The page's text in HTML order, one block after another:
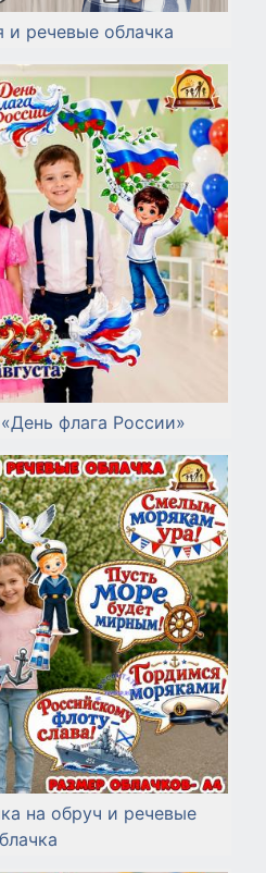
и речевые облачка
флага России»
на обруч и речевые